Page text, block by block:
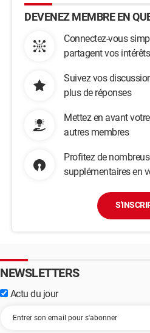
DEVENEZ MEMBRE EN
Connectez-vous
partagent vos intérêts
Suivez vos
plus de réponses
Mettez en avant
autres membres
Profitez de
supplémentaires en
NEWSLETTERS
Actu du jour